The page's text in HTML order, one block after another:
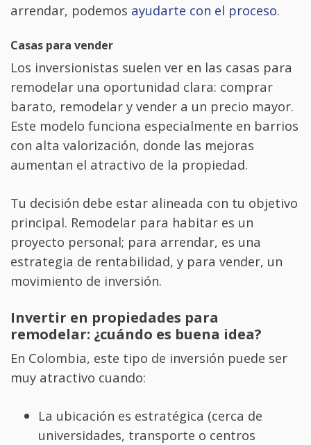
arrendar, podemos ayudarte con el proceso.
Casas para vender
Los inversionistas suelen ver en las casas para
remodelar una oportunidad clara: comprar
barato, remodelar y vender a un precio mayor.
Este modelo funciona especialmente en barrios
con alta valorización, donde las mejoras
aumentan el atractivo de la propiedad.
Tu decisión debe estar alineada con tu objetivo
principal. Remodelar para habitar es un
proyecto personal; para arrendar, es una
estrategia de rentabilidad, y para vender, un
movimiento de inversión.
Invertir en propiedades para
remodelar: ¿cuándo es buena idea?
En Colombia, este tipo de inversión puede ser
muy atractivo cuando:
La ubicación es estratégica (cerca de
universidades, transporte o centros